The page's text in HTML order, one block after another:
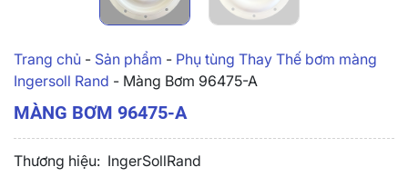
Trang chủ - Sản phẩm - Phụ tùng Thay Thế bơm màng
Ingersoll Rand - Màng Bơm 96475-A
MÀNG BƠM 96475-A
Thương hiệu: IngerSollRand